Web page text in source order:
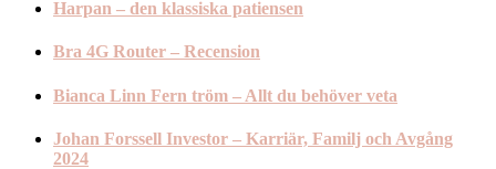
Harpan – den klassiska patiensen
Bra 4G Router – Recension
Bianca Linn Fern tröm – Allt du behöver veta
Johan Forssell Investor – Karriär, Familj och Avgång
2024